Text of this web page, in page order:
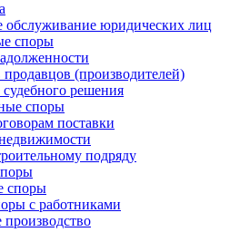
обслуживание юридических лиц
споры
(производителей)
решения
споры
поставки
подряду
споры
с работниками